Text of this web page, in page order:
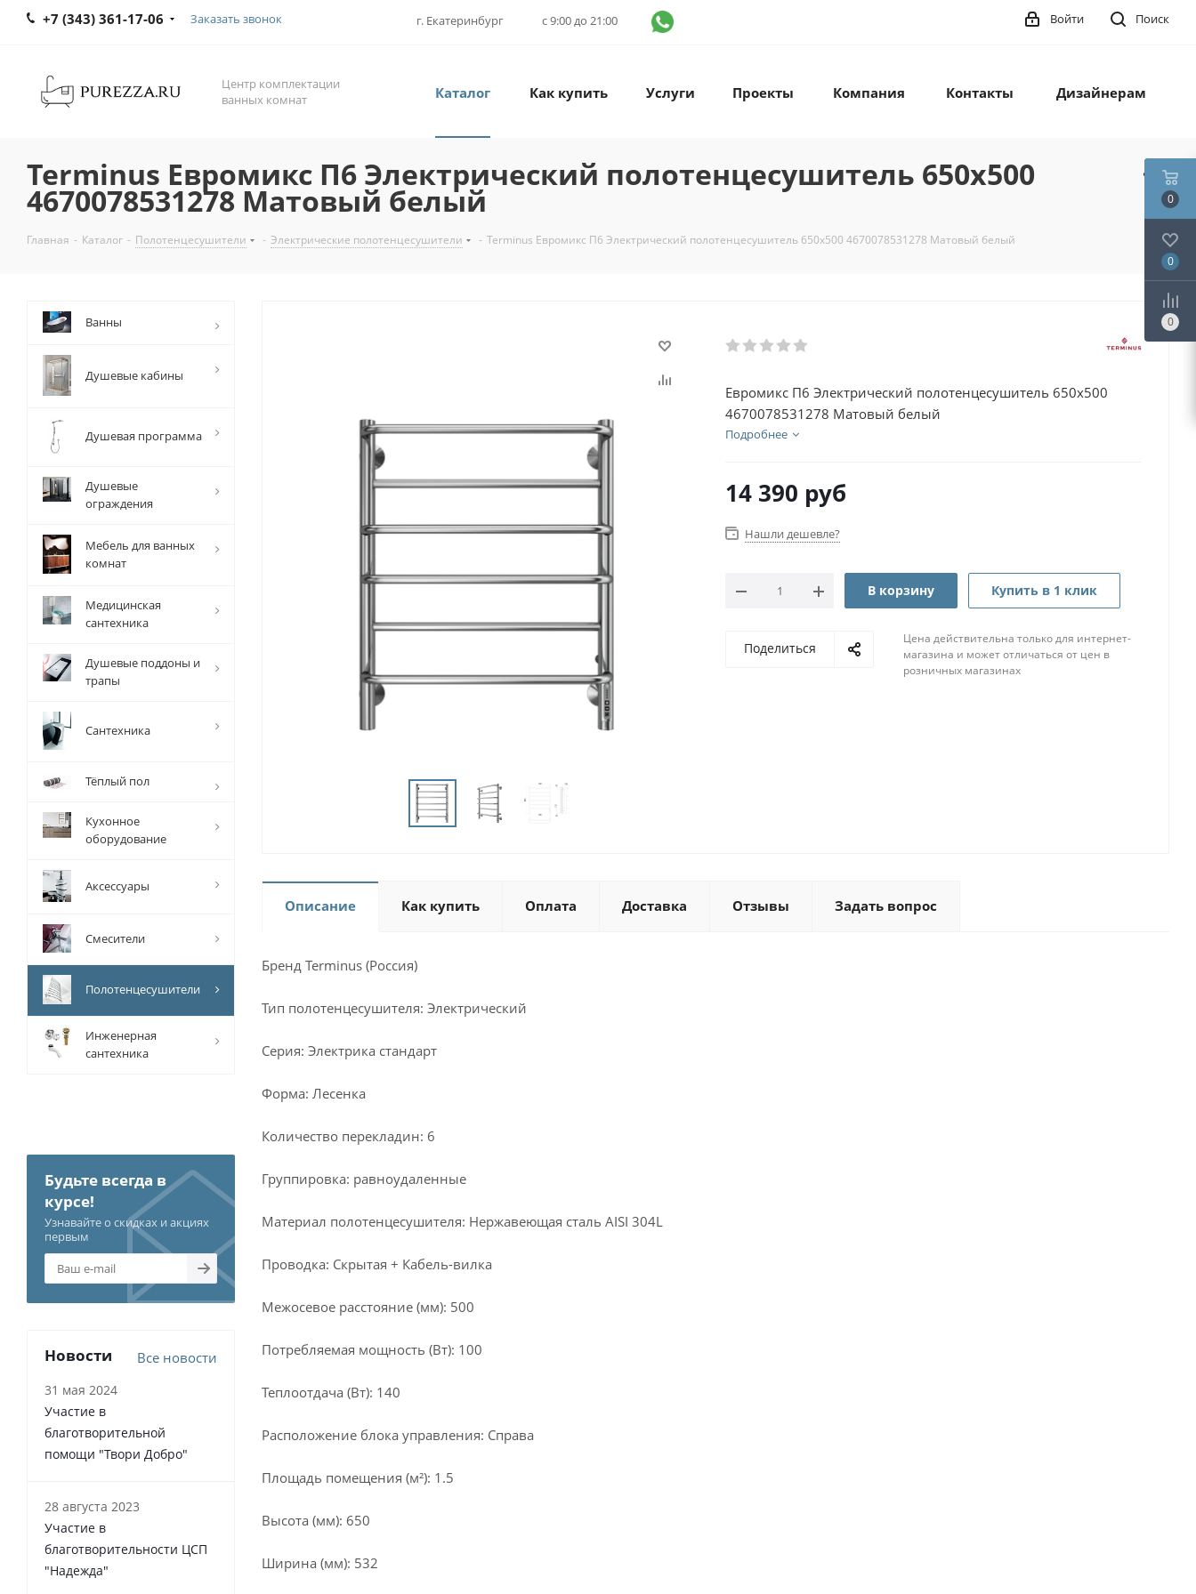
+7 (343) 361-17-06 Заказать звонок г. Екатеринбург с 9:00 до 21:00 Поиск
Войти
Центр комплектации
ванных комнат
Каталог Как купить Услуги Проекты Компания Контакты Дизайнерам
Terminus Евромикс П6 Электрический полотенцесушитель 650х500
4670078531278 Матовый белый
Главная - Каталог - Полотенцесушители - Электрические полотенцесушители - Terminus Евромикс П6 Электрический полотенцесушитель 650х500 4670078531278 Матовый белый
Евромикс П6 Электрический полотенцесушитель 650х500
4670078531278 Матовый белый
Подробнее
14 390 руб
Нашли дешевле?
В корзину Купить в 1 клик
Поделиться
Цена действительна только для интернет-
магазина и может отличаться от цен в
розничных магазинах
Описание Как купить Оплата Доставка Отзывы Задать вопрос
Бренд Terminus (Россия)
Тип полотенцесушителя: Электрический
Серия: Электрика стандарт
Форма: Лесенка
Количество перекладин: 6
Группировка: равноудаленные
Материал полотенцесушителя: Нержавеющая сталь AISI 304L
Проводка: Скрытая + Кабель-вилка
Межосевое расстояние (мм): 500
Потребляемая мощность (Вт): 100
Теплоотдача (Вт): 140
Расположение блока управления: Справа
Площадь помещения (м²): 1.5
Высота (мм): 650
Ширина (мм): 532
Ванны
Душевые кабины
Душевая программа
Душевые
ограждения
Мебель для ванных
комнат
Медицинская
сантехника
Душевые поддоны и
трапы
Сантехника
Тёплый пол
Кухонное
оборудование
Аксессуары
Смесители
Полотенцесушители
Инженерная
сантехника
Будьте всегда в
курсе!
Узнавайте о скидках и акциях
первым
Новости Все новости
31 мая 2024
Участие в
благотворительной
помощи "Твори Добро"
28 августа 2023
Участие в
благотворительности ЦСП
"Надежда"
0
0
0